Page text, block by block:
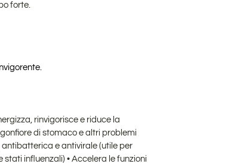
forte.
rinvigorisce e riduce la
di stomaco e altri problemi
e antivirale (utile per
influenzali) • Accelera le funzioni